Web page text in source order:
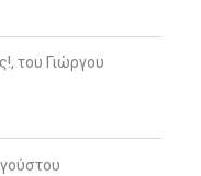
του Γιώργου